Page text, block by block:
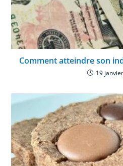
Comment atteindre son
19